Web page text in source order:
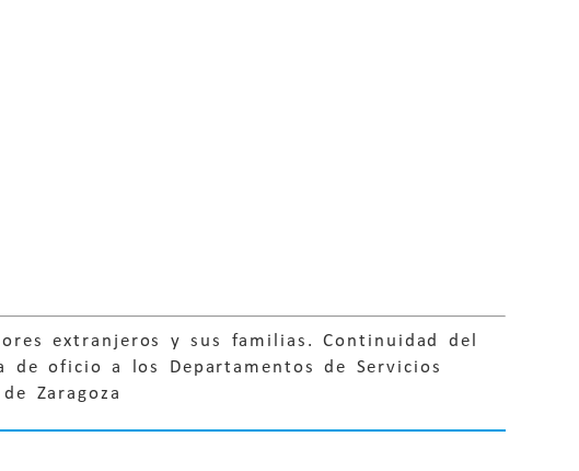
extranjeros y sus familias. Continuidad del
de oficio a los Departamentos de Servicios
Zaragoza